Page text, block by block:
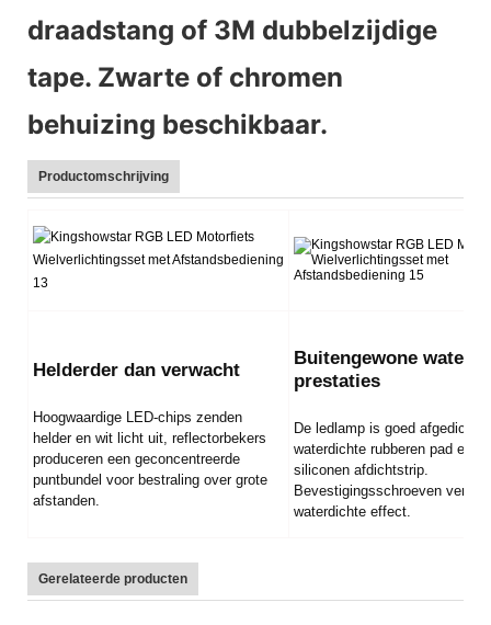
draadstang of 3M dubbelzijdige
tape. Zwarte of chromen
behuizing beschikbaar.
Productomschrijving
Helderder dan verwacht
Hoogwaardige LED-chips zenden
helder en wit licht uit, reflectorbekers
produceren een geconcentreerde
puntbundel voor bestraling over grote
afstanden.
Buitengewone
prestaties
De ledlamp is goed afgedicht
waterdichte rubberen pad en
siliconen afdichtstrip.
Bevestigingsschroeven
waterdichte effect.
Gerelateerde producten